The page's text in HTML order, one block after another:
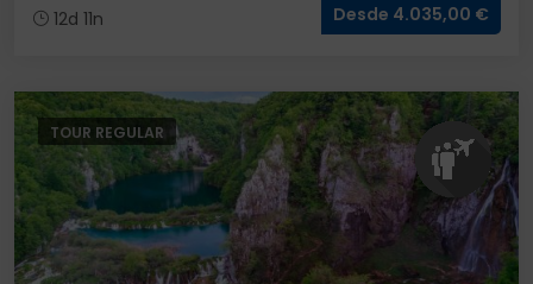
12d 11n Desde 4.035,00 €
TOUR REGULAR